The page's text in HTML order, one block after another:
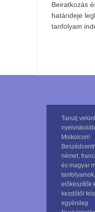
Beiratkozás
határideje
tanfolyam
Tanulj
Miskolcon!
német,
és magyar
előkészítők
kezdőtől
egyénileg.